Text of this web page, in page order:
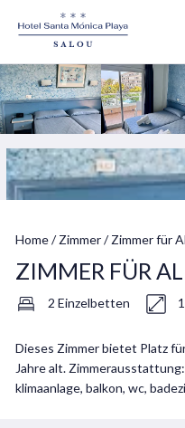
Home/Zimmer/Zimmer für
ZIMMER FÜR
2 Einzelbetten
Dieses Zimmer bietet Platz
Jahre alt.
klimaanlage, balkon, wc,